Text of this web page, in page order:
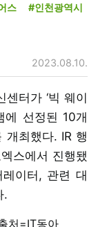
스
#인천광역시
2023.08.10.
터가 ‘빅 웨이
에 선정된 10개
개최했다. IR 행
스에서 진행됐
이터, 관련 대
.